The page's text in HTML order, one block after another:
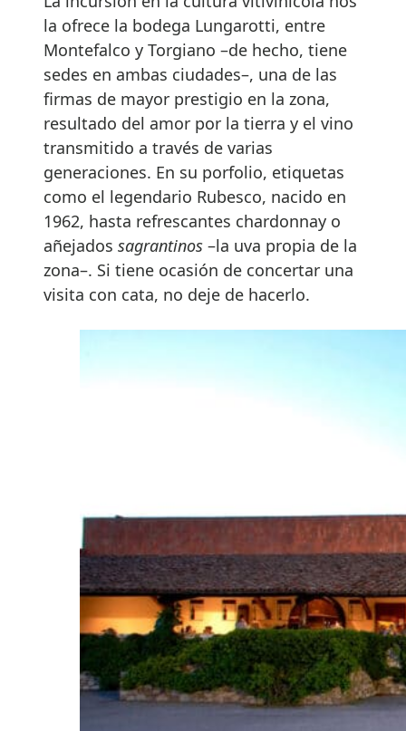
la ofrece la bodega Lungarotti, entre
Montefalco y Torgiano –de hecho, tiene
sedes en ambas ciudades–, una de las
firmas de mayor prestigio en la zona,
resultado del amor por la tierra y el vino
transmitido a través de varias
generaciones. En su porfolio, etiquetas
como el legendario Rubesco, nacido en
1962, hasta refrescantes chardonnay o
añejados sagrantinos –la uva propia de la
zona–. Si tiene ocasión de concertar una
visita con cata, no deje de hacerlo.